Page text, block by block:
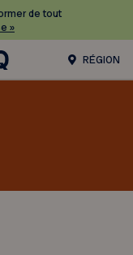
de tout
»
RÉGION